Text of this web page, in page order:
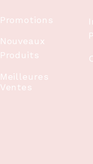
Promotions
Nouveaux
Produits
Meilleures
Ventes